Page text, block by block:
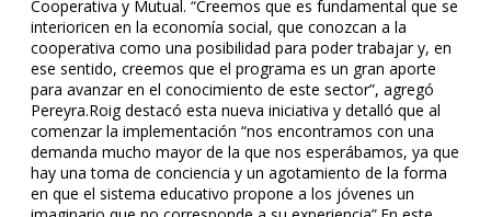
Cooperativa y Mutual. “Creemos que es fundamental que se
interioricen en la economía social, que conozcan a la
cooperativa como una posibilidad para poder trabajar y, en
ese sentido, creemos que el programa es un gran aporte
para avanzar en el conocimiento de este sector”, agregó
Pereyra.Roig destacó esta nueva iniciativa y detalló que al
comenzar la implementación “nos encontramos con una
demanda mucho mayor de la que nos esperábamos, ya que
hay una toma de conciencia y un agotamiento de la forma
en que el sistema educativo propone a los jóvenes un